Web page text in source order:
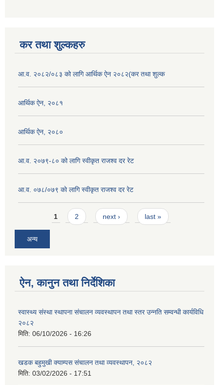
कर तथा शुल्कहरु
आ.व. २०८२/०८३ को लागि आर्थिक ऐन २०८२(कर तथा शुल्क
आर्थिक ऐन, २०८१
आर्थिक ऐन, २०८०
आ.व. २०७९-८० को लागि स्वीकृत राजश्व दर रेट
आ.व. ०७८/०७९ काे लागि स्वीकृत राजश्व दर रेट
Pages1 2 next › last »
अन्य
ऐन, कानुन तथा निर्देशिका
स्वास्थ्य संस्था स्थापना संचालन व्यवस्थापन तथा स्तर उन्नति सम्वन्धी कार्यविधि
२०८२
मिति: 06/10/2026 - 16:26
खडक बहुमुखी क्याम्पस संचालन तथा व्यवस्थापन, २०८२
मिति: 03/02/2026 - 17:51